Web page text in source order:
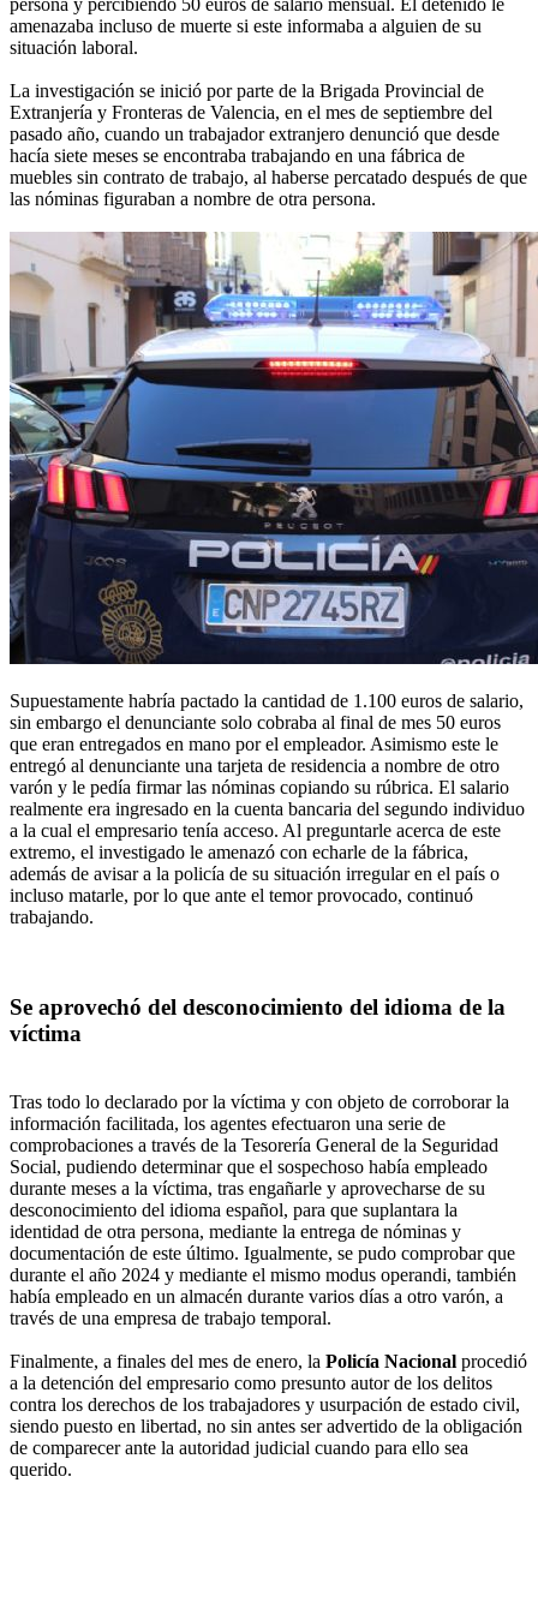
persona y percibiendo 50 euros de salario mensual. El detenido le
amenazaba incluso de muerte si este informaba a alguien de su
situación laboral.
La investigación se inició por parte de la Brigada Provincial de
Extranjería y Fronteras de Valencia, en el mes de septiembre del
pasado año, cuando un trabajador extranjero denunció que desde
hacía siete meses se encontraba trabajando en una fábrica de
muebles sin contrato de trabajo, al haberse percatado después de que
las nóminas figuraban a nombre de otra persona.
Supuestamente habría pactado la cantidad de 1.100 euros de salario,
sin embargo el denunciante solo cobraba al final de mes 50 euros
que eran entregados en mano por el empleador. Asimismo este le
entregó al denunciante una tarjeta de residencia a nombre de otro
varón y le pedía firmar las nóminas copiando su rúbrica. El salario
realmente era ingresado en la cuenta bancaria del segundo individuo
a la cual el empresario tenía acceso. Al preguntarle acerca de este
extremo, el investigado le amenazó con echarle de la fábrica,
además de avisar a la policía de su situación irregular en el país o
incluso matarle, por lo que ante el temor provocado, continuó
trabajando.
Se aprovechó del desconocimiento del idioma de la
víctima
Tras todo lo declarado por la víctima y con objeto de corroborar la
información facilitada, los agentes efectuaron una serie de
comprobaciones a través de la Tesorería General de la Seguridad
Social, pudiendo determinar que el sospechoso había empleado
durante meses a la víctima, tras engañarle y aprovecharse de su
desconocimiento del idioma español, para que suplantara la
identidad de otra persona, mediante la entrega de nóminas y
documentación de este último. Igualmente, se pudo comprobar que
durante el año 2024 y mediante el mismo modus operandi, también
había empleado en un almacén durante varios días a otro varón, a
través de una empresa de trabajo temporal.
Finalmente, a finales del mes de enero, la Policía Nacional procedió
a la detención del empresario como presunto autor de los delitos
contra los derechos de los trabajadores y usurpación de estado civil,
siendo puesto en libertad, no sin antes ser advertido de la obligación
de comparecer ante la autoridad judicial cuando para ello sea
querido.